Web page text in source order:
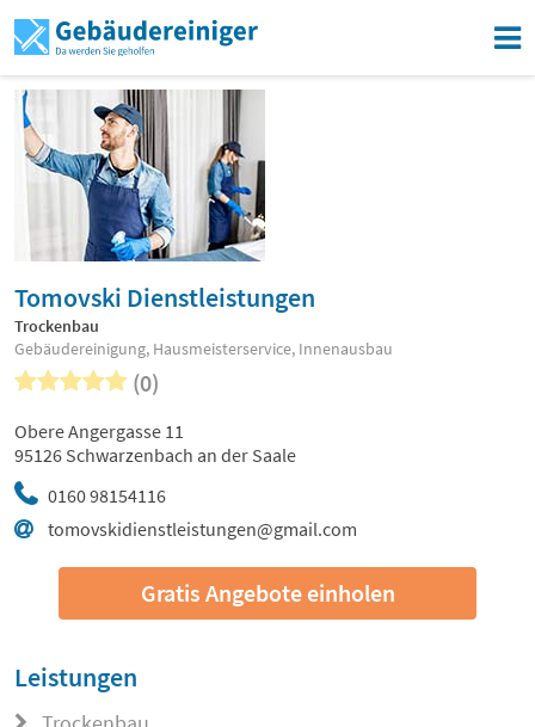
Tomovski Dienstleistungen
Trockenbau
Gebäudereinigung, Hausmeisterservice, Innenausbau
(0)
0160 98154116
tomovskidienstleistungen@gmail.com
Obere Angergasse 11
95126 Schwarzenbach an der Saale
Gratis Angebote einholen
Leistungen